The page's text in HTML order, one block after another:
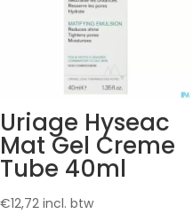
Uriage Hyseac
Mat Gel Creme
Tube 40ml
€12,72 incl. btw